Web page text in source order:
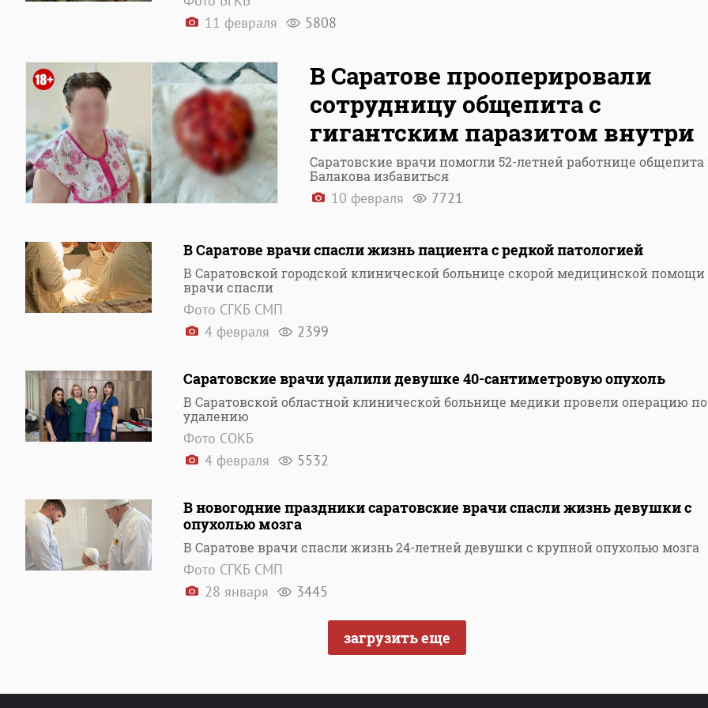
11 февраля
5808
В Саратове прооперировали
сотрудницу общепита с
гигантским паразитом внутри
Саратовские врачи помогли 52-летней работнице общепита
Балакова избавиться
10 февраля 7721
В Саратове врачи спасли жизнь пациента с редкой патологией
В Саратовской городской клинической больнице скорой медицинской помощи
врачи спасли
Фото СГКБ СМП
4 февраля
2399
Саратовские врачи удалили девушке 40-сантиметровую опухоль
В Саратовской областной клинической больнице медики провели операцию по
удалению
Фото СОКБ
4 февраля
5532
В новогодние праздники саратовские врачи спасли жизнь девушки с
опухолью мозга
В Саратове врачи спасли жизнь 24-летней девушки с крупной опухолью мозга
Фото СГКБ СМП
28 января
3445
загрузить еще